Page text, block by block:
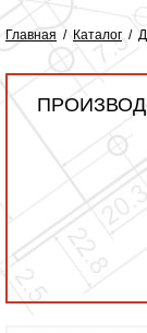
Главная / Каталог /